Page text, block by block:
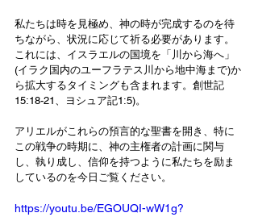
私たちは時を見極め、神の時が完成するのを待
ちながら、状況に応じて祈る必要があります。
これには、イスラエルの国境を「川から海へ」
(イラク国内のユーフラテス川から地中海まで)か
ら拡大するタイミングも含まれます。創世記
15:18-21、ヨシュア記1:5)。
アリエルがこれらの預言的な聖書を開き、特に
この戦争の時期に、神の主権者の計画に関与
し、執り成し、信仰を持つように私たちを励ま
しているのを今日ご覧ください。
https://youtu.be/EGOUQI-wW1g?